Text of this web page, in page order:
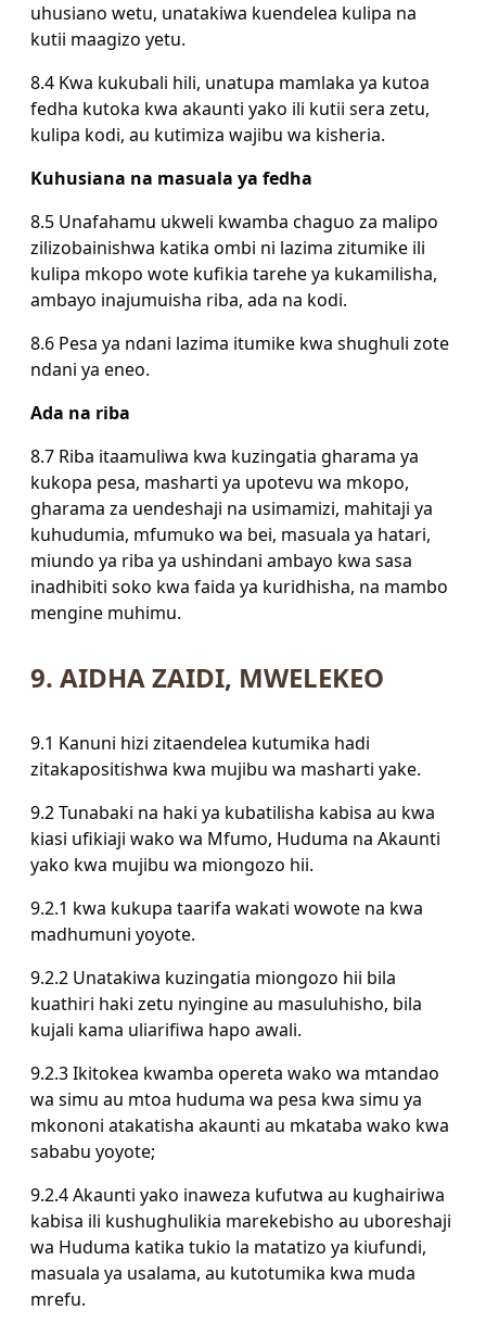
uhusiano wetu, unatakiwa kuendelea kulipa na
kutii maagizo yetu.
8.4 Kwa kukubali hili, unatupa mamlaka ya kutoa
fedha kutoka kwa akaunti yako ili kutii sera zetu,
kulipa kodi, au kutimiza wajibu wa kisheria.
Kuhusiana na masuala ya fedha
8.5 Unafahamu ukweli kwamba chaguo za malipo
zilizobainishwa katika ombi ni lazima zitumike ili
kulipa mkopo wote kufikia tarehe ya kukamilisha,
ambayo inajumuisha riba, ada na kodi.
8.6 Pesa ya ndani lazima itumike kwa shughuli zote
ndani ya eneo.
Ada na riba
8.7 Riba itaamuliwa kwa kuzingatia gharama ya
kukopa pesa, masharti ya upotevu wa mkopo,
gharama za uendeshaji na usimamizi, mahitaji ya
kuhudumia, mfumuko wa bei, masuala ya hatari,
miundo ya riba ya ushindani ambayo kwa sasa
inadhibiti soko kwa faida ya kuridhisha, na mambo
mengine muhimu.
9. AIDHA ZAIDI, MWELEKEO
9.1 Kanuni hizi zitaendelea kutumika hadi
zitakapositishwa kwa mujibu wa masharti yake.
9.2 Tunabaki na haki ya kubatilisha kabisa au kwa
kiasi ufikiaji wako wa Mfumo, Huduma na Akaunti
yako kwa mujibu wa miongozo hii.
9.2.1 kwa kukupa taarifa wakati wowote na kwa
madhumuni yoyote.
9.2.2 Unatakiwa kuzingatia miongozo hii bila
kuathiri haki zetu nyingine au masuluhisho, bila
kujali kama uliarifiwa hapo awali.
9.2.3 Ikitokea kwamba opereta wako wa mtandao
wa simu au mtoa huduma wa pesa kwa simu ya
mkononi atakatisha akaunti au mkataba wako kwa
sababu yoyote;
9.2.4 Akaunti yako inaweza kufutwa au kughairiwa
kabisa ili kushughulikia marekebisho au uboreshaji
wa Huduma katika tukio la matatizo ya kiufundi,
masuala ya usalama, au kutotumika kwa muda
mrefu.